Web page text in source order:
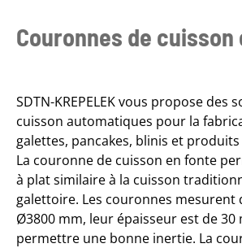
Couronnes de cuisson
SDTN-KREPELEK vous propose des
cuisson automatiques pour la
galettes, pancakes, blinis et
La couronne de cuisson en fonte
à plat similaire à la cuisson
galettoire. Les couronnes mesurent
Ø3800 mm, leur épaisseur est de
permettre une bonne inertie. La